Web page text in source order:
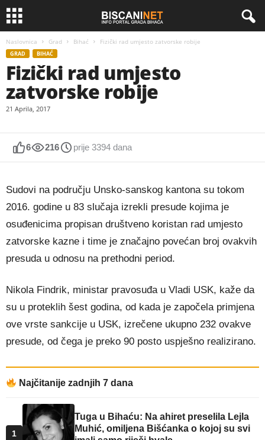
Naslovnica Grad Bihać Fizički rad umjesto zatvorske robije
GRAD BIHAĆ
Fizički rad umjesto
zatvorske robije
21 Aprila, 2017
6 216 prije 3394 dana
Sudovi na području Unsko-sanskog kantona su tokom
2016. godine u 83 slučaja izrekli presude kojima je
osuđenicima propisan društveno koristan rad umjesto
zatvorske kazne i time je značajno povećan broj ovakvih
presuda u odnosu na prethodni period.
Nikola Findrik, ministar pravosuđa u Vladi USK, kaže da
su u proteklih šest godina, od kada je započela primjena
ove vrste sankcije u USK, izrečene ukupno 232 ovakve
presude, od čega je preko 90 posto uspješno realizirano.
Najčitanije zadnjih 7 dana
1
Tuga u Bihaću: Na ahiret preselila Lejla
Muhić, omiljena Bišćanka o kojoj su svi